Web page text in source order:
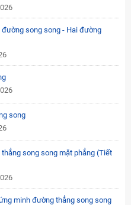
đường song song - Hai đường
song
song song mặt phẳng (Tiết
minh đường thẳng song song